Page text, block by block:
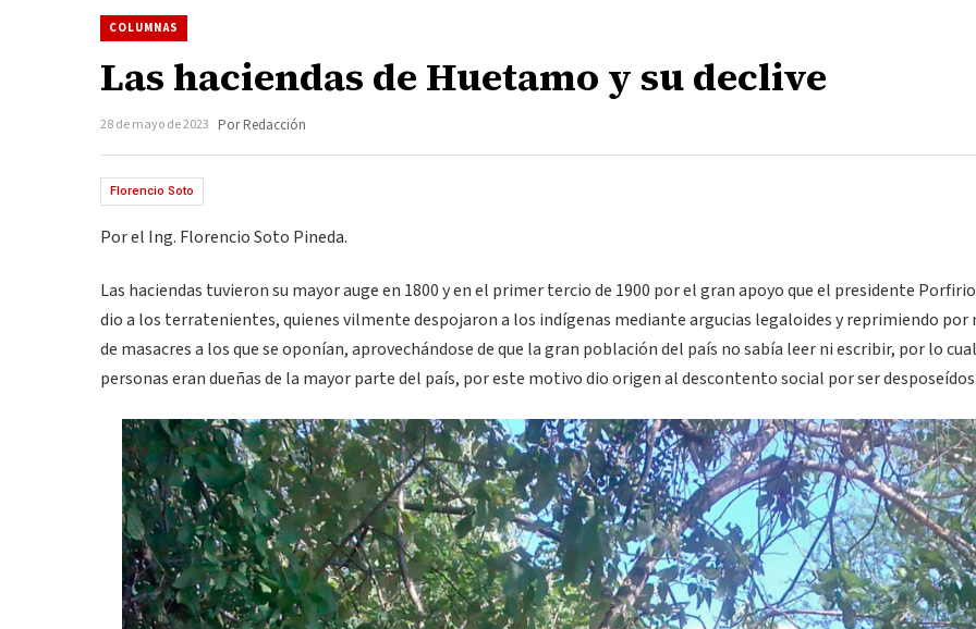
COLUMNAS
Las haciendas de Huetamo y su declive
28 de mayo de 2023 Por Redacción
Florencio Soto
Por el Ing. Florencio Soto Pineda.
Las haciendas tuvieron su mayor auge en 1800 y en el primer tercio de 1900 por el gran apoyo que el presidente
dio a los terratenientes, quienes vilmente despojaron a los indígenas mediante argucias legaloides y reprimiendo por
de masacres a los que se oponían, aprovechándose de que la gran población del país no sabía leer ni escribir, por lo
personas eran dueñas de la mayor parte del país, por este motivo dio origen al descontento social por ser